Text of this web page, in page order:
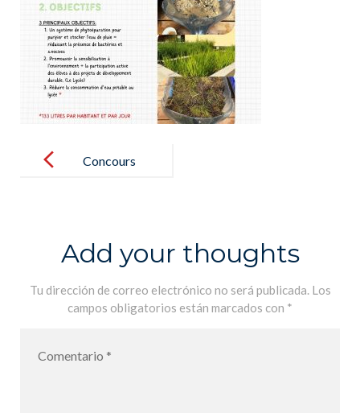
navigation
Concours
Add your thoughts
Tu dirección de correo electrónico no será publicada. Los
campos obligatorios están marcados con *